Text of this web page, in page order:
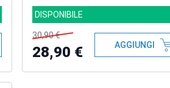
DISPONIBILE
30,90 €
28,90 € AGGIUNGI